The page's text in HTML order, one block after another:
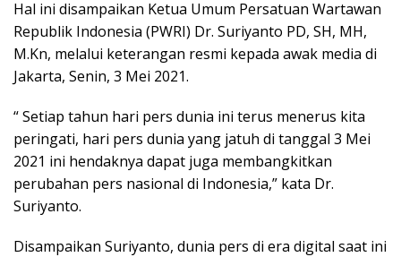
Hal ini disampaikan Ketua Umum Persatuan Wartawan
Republik Indonesia (PWRI) Dr. Suriyanto PD, SH, MH,
M.Kn, melalui keterangan resmi kepada awak media di
Jakarta, Senin, 3 Mei 2021.
“ Setiap tahun hari pers dunia ini terus menerus kita
peringati, hari pers dunia yang jatuh di tanggal 3 Mei
2021 ini hendaknya dapat juga membangkitkan
perubahan pers nasional di Indonesia,” kata Dr.
Suriyanto.
Disampaikan Suriyanto, dunia pers di era digital saat ini